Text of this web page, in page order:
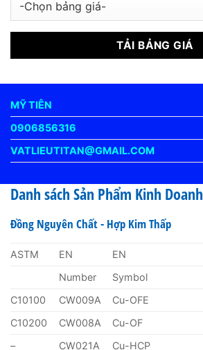
MỸ TIÊN
0906856316
VATLIEUTITAN@GMAIL.COM
Danh sách Sản Phẩm Kinh Doanh
Đồng Nguyên Chất - Hợp Kim Thấp
ASTM EN EN
Number
Symbol
C10100
CW009A Cu-OFE
C10200
CW008A Cu-OF
–
CW021A Cu-HCP